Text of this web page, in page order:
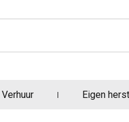
Verhuur Eigen